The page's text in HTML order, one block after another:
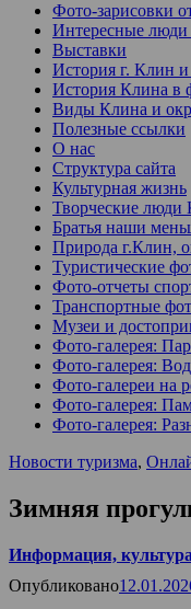
Фото-зарисовки
Интересные
Выставки
История г. Клин и
История Клина в
Виды Клина и
Полезные ссылки
О нас
Структура сайта
Культурная жизнь
Творческие люди
Братья наши
Природа г.Клин,
Туристические
Фото-отчеты
Транспортные
Музеи и
Фото-галерея:
Фото-галерея:
Фото-галереи на
Фото-галерея:
Фото-галерея:
Новости туризма,
Зимняя
Информация,
Опубликовано